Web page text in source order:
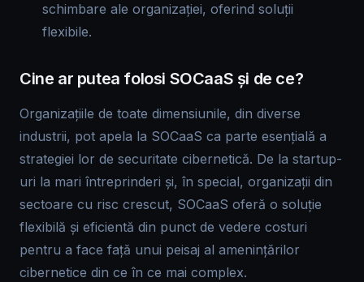
schimbare ale organizației, oferind soluții
flexibile.
Cine ar putea folosi SOCaaS și de ce?
Organizațiile de toate dimensiunile, din diverse
industrii, pot apela la SOCaaS ca parte esențială a
strategiei lor de securitate cibernetică. De la startup-
uri la mari întreprinderi și, în special, organizații din
sectoare cu risc crescut, SOCaaS oferă o soluție
flexibilă și eficientă din punct de vedere costuri
pentru a face față unui peisaj al amenințărilor
cibernetice din ce în ce mai complex.